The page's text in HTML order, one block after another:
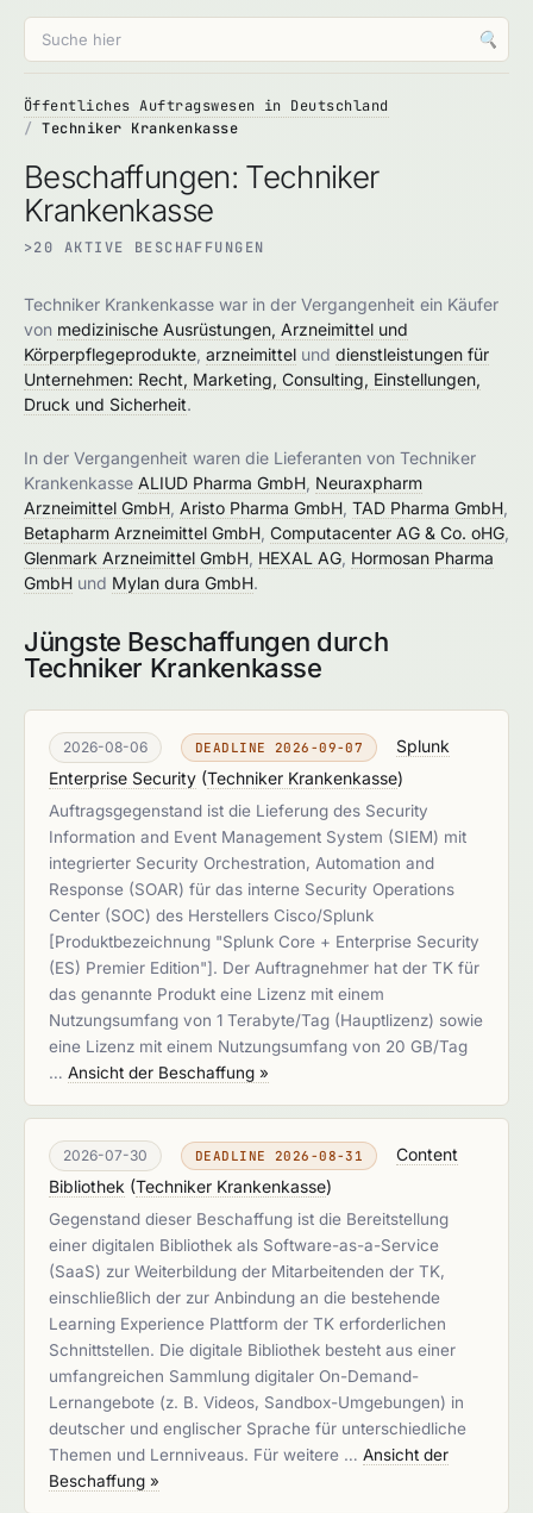
🔍
Öffentliches Auftragswesen in Deutschland
Techniker Krankenkasse
Beschaffungen: Techniker
Krankenkasse
>20 AKTIVE BESCHAFFUNGEN
Techniker Krankenkasse war in der Vergangenheit ein Käufer
von medizinische Ausrüstungen, Arzneimittel und
Körperpflegeprodukte arzneimittel und dienstleistungen für
Unternehmen: Recht, Marketing, Consulting, Einstellungen,
Druck und Sicherheit.
In der Vergangenheit waren die Lieferanten von Techniker
Krankenkasse ALIUD Pharma GmbH Neuraxpharm
Arzneimittel GmbH Aristo Pharma GmbH TAD Pharma GmbH
Betapharm Arzneimittel GmbH Computacenter AG & Co. oHG
Glenmark Arzneimittel GmbH HEXAL AG Hormosan Pharma
GmbH und Mylan dura GmbH.
Jüngste Beschaffungen durch
Techniker Krankenkasse
2026-08-06 DEADLINE 2026-09-07
Splunk
Enterprise Security (Techniker Krankenkasse)
Auftragsgegenstand ist die Lieferung des Security
Information and Event Management System (SIEM) mit
integrierter Security Orchestration, Automation and
Response (SOAR) für das interne Security Operations
Center (SOC) des Herstellers Cisco/Splunk
[Produktbezeichnung "Splunk Core + Enterprise Security
(ES) Premier Edition"]. Der Auftragnehmer hat der TK für
das genannte Produkt eine Lizenz mit einem
Nutzungsumfang von 1 Terabyte/Tag (Hauptlizenz) sowie
eine Lizenz mit einem Nutzungsumfang von 20 GB/Tag
… Ansicht der Beschaffung »
2026-07-30 DEADLINE 2026-08-31
Content
Bibliothek (Techniker Krankenkasse)
Gegenstand dieser Beschaffung ist die Bereitstellung
einer digitalen Bibliothek als Software-as-a-Service
(SaaS) zur Weiterbildung der Mitarbeitenden der TK,
einschließlich der zur Anbindung an die bestehende
Learning Experience Plattform der TK erforderlichen
Schnittstellen. Die digitale Bibliothek besteht aus einer
umfangreichen Sammlung digitaler On-Demand-
Lernangebote (z. B. Videos, Sandbox-Umgebungen) in
deutscher und englischer Sprache für unterschiedliche
Themen und Lernniveaus. Für weitere … Ansicht der
Beschaffung »